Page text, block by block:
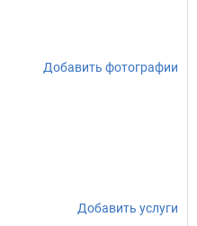
Добавить фотографии
Добавить услуги